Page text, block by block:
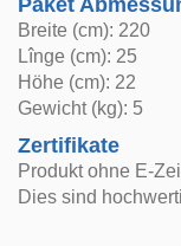
Paket
Breite (cm): 220
Lînge (cm): 25
Höhe (cm): 22
Gewicht (kg): 5
Zertifikate
Produkt ohne E-
Dies sind